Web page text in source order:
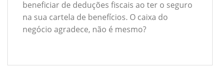
beneficiar de deduções fiscais ao ter o seguro
na sua cartela de benefícios. O caixa do
negócio agradece, não é mesmo?